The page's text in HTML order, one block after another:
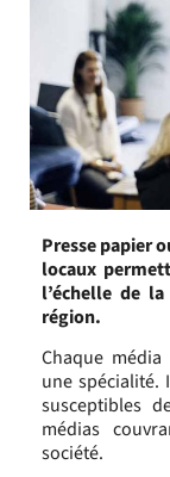
Presse papier
locaux
l’échelle de
région.
Chaque
une spécialité.
susceptibles
médias
société.